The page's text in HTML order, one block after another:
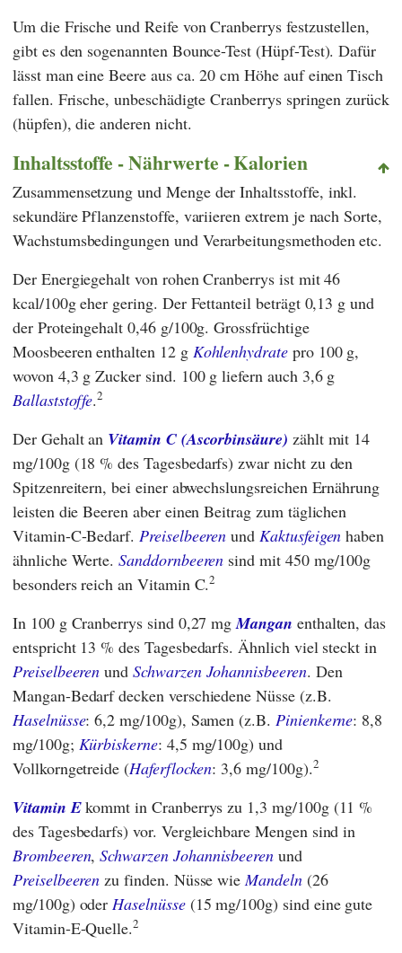
Um die Frische und Reife von Cranberrys festzustellen,
gibt es den sogenannten Bounce-Test (Hüpf-Test). Dafür
lässt man eine Beere aus ca. 20 cm Höhe auf einen Tisch
fallen. Frische, unbeschädigte Cranberrys springen zurück
(hüpfen), die anderen nicht.
Inhaltsstoffe - Nährwerte - Kalorien
Zusammensetzung und Menge der Inhaltsstoffe, inkl.
sekundäre Pflanzenstoffe, variieren extrem je nach Sorte,
Wachstumsbedingungen und Verarbeitungsmethoden etc.
Der Energiegehalt von rohen Cranberrys ist mit 46
kcal/100g eher gering. Der Fettanteil beträgt 0,13 g und
der Proteingehalt 0,46 g/100g. Grossfrüchtige
Moosbeeren enthalten 12 g Kohlenhydratepro 100 g,
wovon 4,3 g Zucker sind. 100 g liefern auch 3,6 g
Ballaststoffe.2
Der Gehalt an Vitamin C (Ascorbinsäure) zählt mit 14
mg/100g (18 % des Tagesbedarfs) zwar nicht zu den
Spitzenreitern, bei einer abwechslungsreichen Ernährung
leisten die Beeren aber einen Beitrag zum täglichen
Vitamin-C-Bedarf. Preiselbeeren und Kaktusfeigen haben
ähnliche Werte.Sanddornbeeren sind mit 450 mg/100g
besonders reich an Vitamin C.2
In 100 g Cranberrys sind 0,27 mgMangan enthalten, das
entspricht 13 % des Tagesbedarfs. Ähnlich viel steckt in
Preiselbeeren undSchwarzen Johannisbeeren. Den
Mangan-Bedarf decken verschiedene Nüsse (z.B.
Haselnüsse: 6,2 mg/100g), Samen (z.B. Pinienkerne: 8,8
mg/100g; Kürbiskerne: 4,5 mg/100g) und
Vollkorngetreide (Haferflocken: 3,6 mg/100g).2
Vitamin Ekommt in Cranberrys zu 1,3 mg/100g (11 %
des Tagesbedarfs) vor. Vergleichbare Mengen sind in
Brombeeren,Schwarzen Johannisbeeren und
Preiselbeeren zu finden. Nüsse wie Mandeln(26
mg/100g) oder Haselnüsse(15 mg/100g) sind eine gute
Vitamin-E-Quelle.2